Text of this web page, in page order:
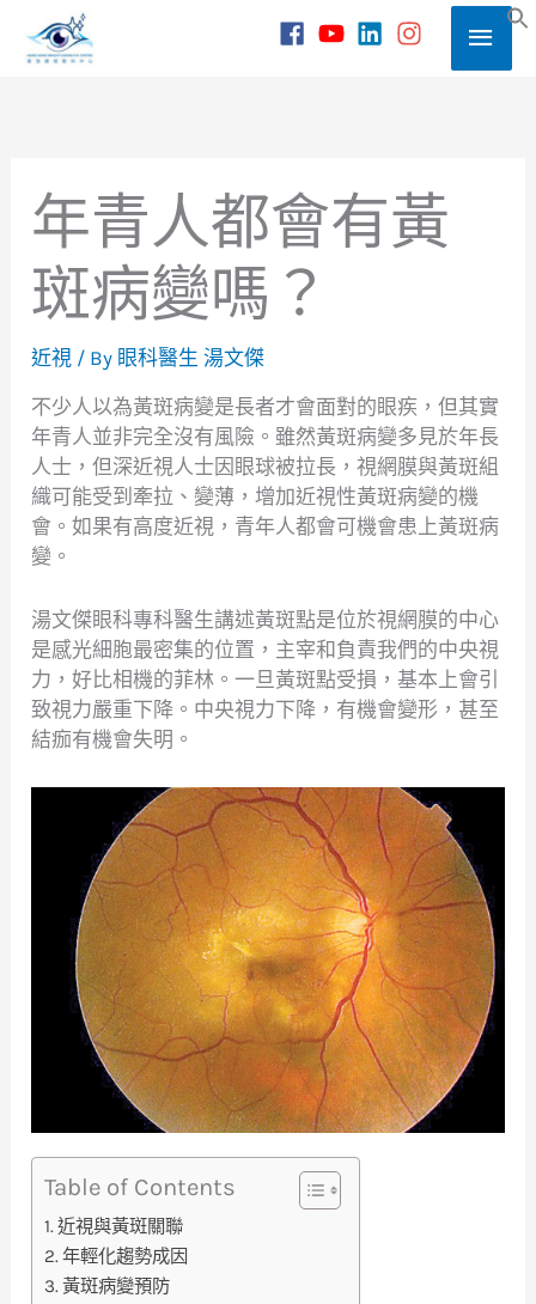
Main
年青人都會有黃
斑病變嗎？
近視 / By 眼科醫生 湯文傑
不少人以為黃斑病變是長者才會面對的眼疾，但其實
年青人並非完全沒有風險。雖然黃斑病變多見於年長
人士，但深近視人士因眼球被拉長，視網膜與黃斑組
織可能受到牽拉、變薄，增加近視性黃斑病變的機
會。如果有高度近視，青年人都會可機會患上黃斑病
變。
湯文傑眼科專科醫生講述黃斑點是位於視網膜的中心
是感光細胞最密集的位置，主宰和負責我們的中央視
力，好比相機的菲林。一旦黃斑點受損，基本上會引
致視力嚴重下降。中央視力下降，有機會變形，甚至
結痂有機會失明。
Table of Contents
近視與黃斑關聯
年輕化趨勢成因
黃斑病變預防